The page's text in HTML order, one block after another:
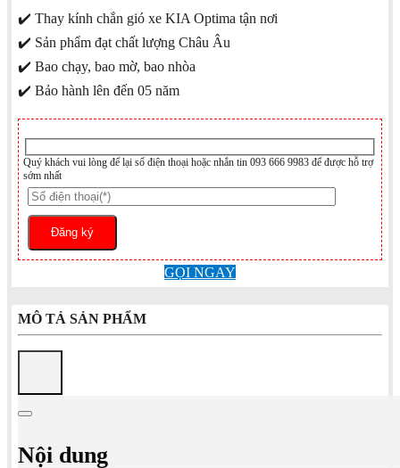
✔️ Thay kính chắn gió xe KIA Optima tận nơi
✔️ Sản phẩm đạt chất lượng Châu Âu
✔️ Bao chạy, bao mờ, bao nhòa
✔️ Bảo hành lên đến 05 năm
Quý khách vui lòng để lại số điện thoại hoặc nhắn tin 093 666 9983 để được hỗ trợ
sớm nhất
GỌI NGAY
MÔ TẢ SẢN PHẨM
Nội dung